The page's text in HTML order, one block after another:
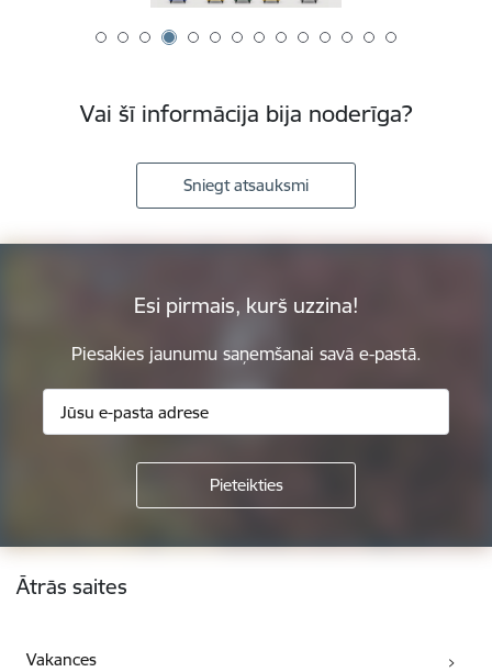
Vai šī informācija bija noderīga?
Sniegt atsauksmi
Esi pirmais, kurš uzzina!
Piesakies jaunumu saņemšanai savā e-pastā.
Kājene
Ātrās saites
Vakances